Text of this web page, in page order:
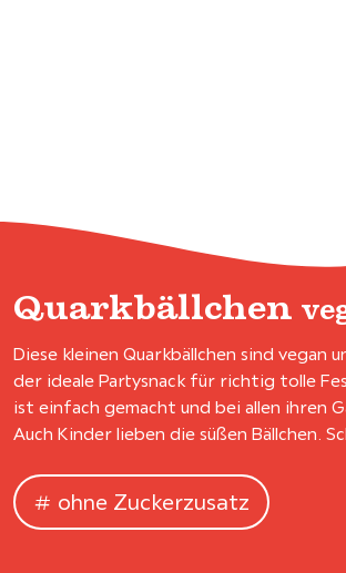
Quarkbällchen
Diese kleinen Quarkbällchen sind vegan
der ideale Partysnack für richtig tolle
ist einfach gemacht und bei allen ihren
Auch Kinder lieben die süßen Bällchen.
ohne Zuckerzusatz